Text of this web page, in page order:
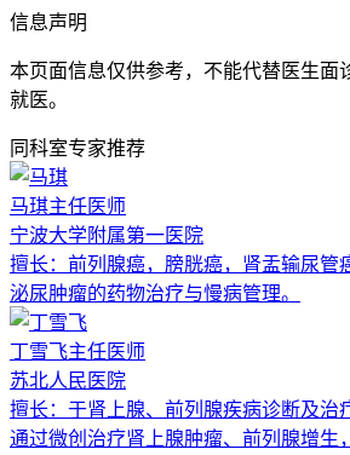
信息声明
本页面信息仅供参考，不能代替医生面
就医。
同科室专家推荐
马琪主任医师
宁波大学附属第一医院
擅长： 前列腺癌，膀胱癌，肾盂输尿管
泌尿肿瘤的药物治疗与慢病管理。
丁雪飞主任医师
苏北人民医院
擅长： 于肾上腺、前列腺疾病诊断及治
通过微创治疗肾上腺肿瘤、前列腺增生